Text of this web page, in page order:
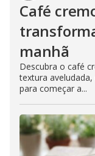
Café
manhã
Descubra o café
textura
para começar a...